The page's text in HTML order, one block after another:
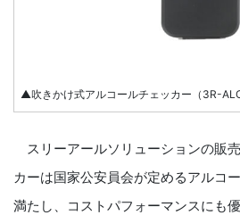
▲吹きかけ式アルコールチェッカー（3R-
スリーアールソリューションの販
カーは国家公安員会が定めるアルコ
満たし、コストパフォーマンスにも